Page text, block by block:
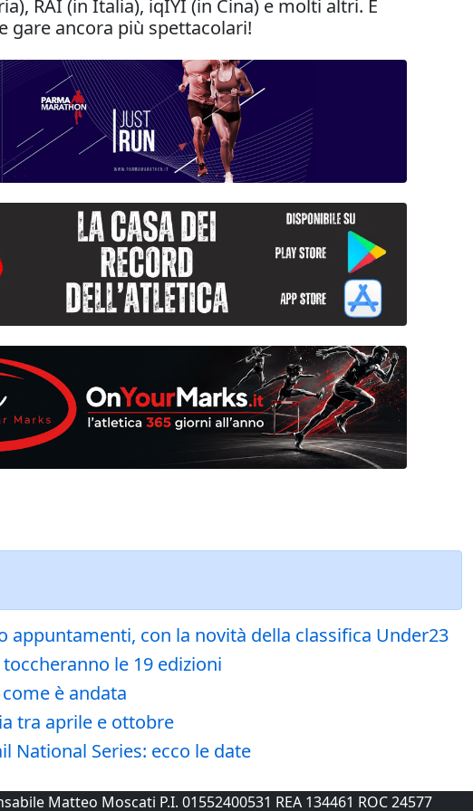
RAI (in Italia), iqIYI (in Cina) e molti altri. È
gare ancora più spettacolari!
appuntamenti, con la novità della classifica Under23
le 19 edizioni
è andata
tra aprile e ottobre
National Series: ecco le date
Matteo Moscati P.I. 01552400531 REA 134461 ROC 24577